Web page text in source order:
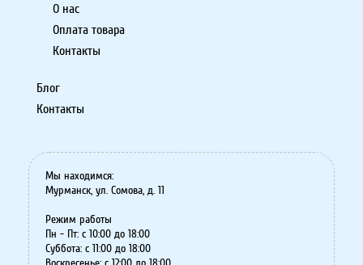
О нас
Оплата товара
Контакты
Блог
Контакты
Мы находимся:
Мурманск, ул. Сомова, д. 11
Режим работы
Пн - Пт: с 10:00 до 18:00
Суббота: с 11:00 до 18:00
Воскресенье: с 12:00 до 18:00